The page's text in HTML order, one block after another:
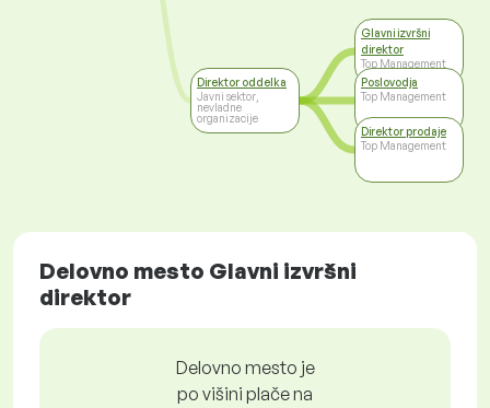
Direktor oddelka
Javni sektor,
nevladne
organizacije
Glavni izvršni
direktor
Top Management
Poslovodja
Top Management
Direktor prodaje
Top Management
Delovno mesto Glavni izvršni
direktor
Delovno mesto je
po višini plače na